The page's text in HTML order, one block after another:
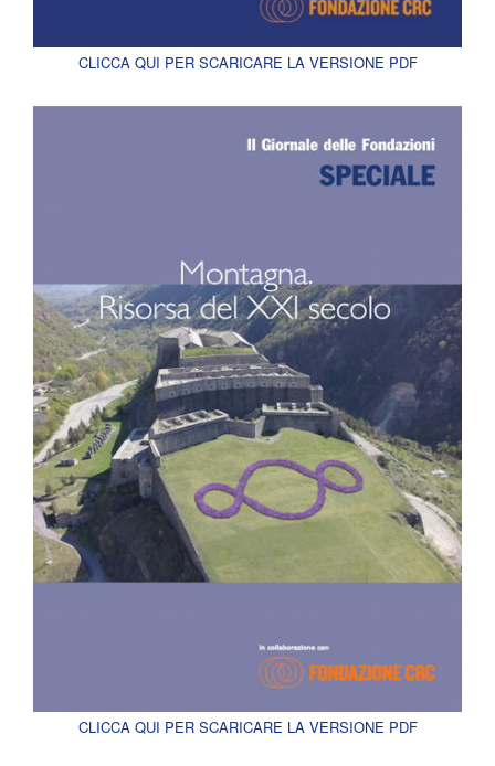
CLICCA QUI PER SCARICARE LA VERSIONE PDF
CLICCA QUI PER SCARICARE LA VERSIONE PDF